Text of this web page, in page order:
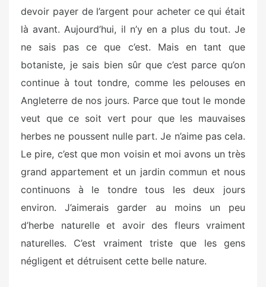
devoir payer de l’argent pour acheter ce qui était
là avant. Aujourd’hui, il n’y en a plus du tout. Je
ne sais pas ce que c’est. Mais en tant que
botaniste, je sais bien sûr que c’est parce qu’on
continue à tout tondre, comme les pelouses en
Angleterre de nos jours. Parce que tout le monde
veut que ce soit vert pour que les mauvaises
herbes ne poussent nulle part. Je n’aime pas cela.
Le pire, c’est que mon voisin et moi avons un très
grand appartement et un jardin commun et nous
continuons à le tondre tous les deux jours
environ. J’aimerais garder au moins un peu
d’herbe naturelle et avoir des fleurs vraiment
naturelles. C’est vraiment triste que les gens
négligent et détruisent cette belle nature.